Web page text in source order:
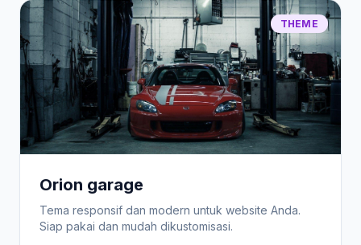
THEME
Orion garage
Tema responsif dan modern untuk website Anda.
Siap pakai dan mudah dikustomisasi.